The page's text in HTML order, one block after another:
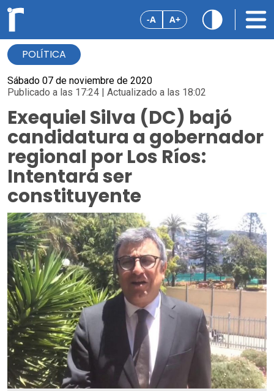
-A A+
POLÍTICA
Sábado 07 de noviembre de 2020
Publicado a las 17:24 | Actualizado a las 18:02
Exequiel Silva (DC) bajó
candidatura a gobernador
regional por Los Ríos:
Intentará ser
constituyente